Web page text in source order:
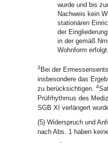
wurde und bis
Nachweis kein
stationären
der
in der gemäß
Wohnform erfolgt.
3 Bei der
insbesondere das
zu berücksichtigen. 4
Prüfrhythmus des
SGB XI verlängert
(5) Widerspruch und
nach Abs. 1 haben